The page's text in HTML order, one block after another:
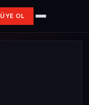
ÜYE OL